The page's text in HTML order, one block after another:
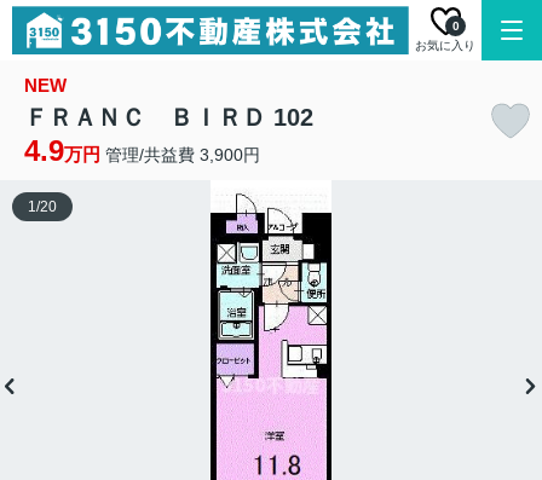
お気に入り
0
NEW
ＦＲＡＮＣ ＢＩＲＤ 102
4.9万円 管理/共益費 3,900円
1/20